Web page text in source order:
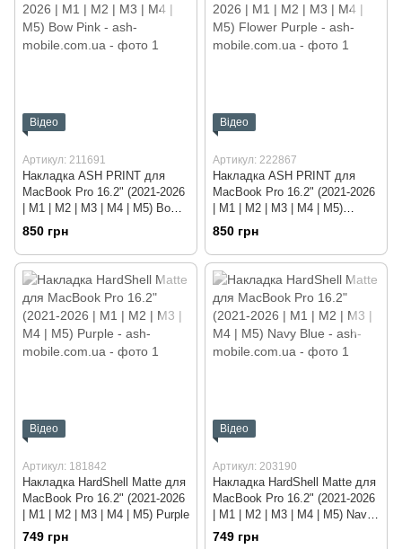
Відео
Артикул: 211691
Накладка ASH PRINT для
MacBook Pro 16.2" (2021-2026
| M1 | M2 | M3 | M4 | M5) Bow
Pink
850 грн
Відео
Артикул: 222867
Накладка ASH PRINT для
MacBook Pro 16.2" (2021-2026
| M1 | M2 | M3 | M4 | M5)
Flower Purple
850 грн
Відео
Артикул: 181842
Накладка HardShell Matte для
MacBook Pro 16.2" (2021-2026
| M1 | M2 | M3 | M4 | M5) Purple
749 грн
Відео
Артикул: 203190
Накладка HardShell Matte для
MacBook Pro 16.2" (2021-2026
| M1 | M2 | M3 | M4 | M5) Navy
Blue
749 грн